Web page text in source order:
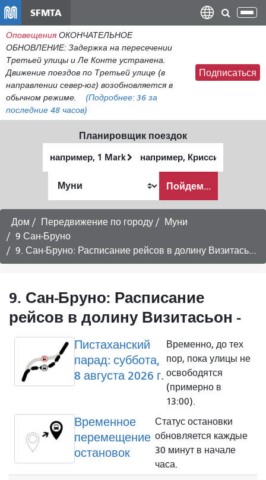
содержанию
SFMTA
Оповещения ОКОНЧАТЕЛЬНОЕ
ОБНОВЛЕНИЕ: Задержка на пересечении
Третьей улицы и Ле Конте устранена.
Движение поездов по Третьей улице (в
направлении север-юг) возобновляется в
обычном режиме.
(Подробнее: 36 за
последние 48 часов)
Подписаться
Планировщик поездок
местоположение
окончания
хочу
путешествовать
Пойдем...
Дом Передвижение по городу
Муни
9 Сан-Бруно
9. Сан-Бруно: Расписание рейсов в долину Визитасьон -
9. Сан-Бруно: Расписание
рейсов в долину Визитасьон -
Пистаханский
парад: суббота,
8 августа 2026 г.
Временно, до тех
пор, пока улицы не
освободятся
(примерно в
13:00).
Временное
перемещение
остановок
Статус остановки
обновляется каждые
30 минут в начале
часа.